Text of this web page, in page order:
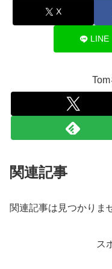
X
LINE
関連記事
関連記事は見つかりま
ス